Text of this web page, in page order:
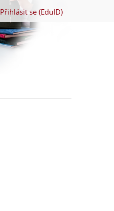
Přihlásit se (EduID)